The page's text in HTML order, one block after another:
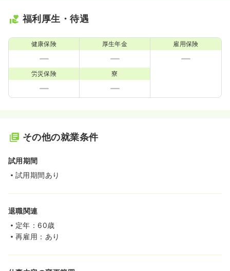
福利厚生・待遇
健康保険 厚生年金 雇用保険
労災保険 寮
その他の就業条件
試用期間
試用期間あり
退職関連
定年：60歳
再雇用：あり